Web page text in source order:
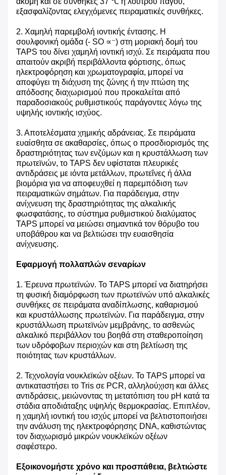
εξασφαλίζοντας ελεγχόμενες πειραματικές συνθήκες.
2. Χαμηλή παρεμβολή ιοντικής έντασης. Η
σουλφονική ομάδα (- SO ∝⁻) στη μοριακή δομή του
TAPS του δίνει χαμηλή ιοντική ισχύ. Σε πειράματα που
απαιτούν ακριβή περιβάλλοντα φόρτισης, όπως
ηλεκτροφόρηση και χρωματογραφία, μπορεί να
αποφύγει τη διάχυση της ζώνης ή την πτώση της
απόδοσης διαχωρισμού που προκαλείται από
παραδοσιακούς ρυθμιστικούς παράγοντες λόγω της
υψηλής ιοντικής ισχύος.
3. Αποτελέσματα χημικής αδράνειας. Σε πειράματα
ευαίσθητα σε ακαθαρσίες, όπως ο προσδιορισμός της
δραστηριότητας των ενζύμων και η κρυστάλλωση των
πρωτεϊνών, το TAPS δεν υφίσταται πλευρικές
αντιδράσεις με ιόντα μετάλλων, πρωτεΐνες ή άλλα
βιομόρια για να αποφευχθεί η παρεμπόδιση των
πειραματικών σημάτων. Για παράδειγμα, στην
ανίχνευση της δραστηριότητας της αλκαλικής
φωσφατάσης, το σύστημα ρυθμιστικού διαλύματος
TAPS μπορεί να μειώσει σημαντικά τον θόρυβο του
υποβάθρου και να βελτιώσει την ευαισθησία
ανίχνευσης.
Εφαρμογή πολλαπλών σεναρίων
1. Έρευνα πρωτεϊνών. Το TAPS μπορεί να διατηρήσει
τη φυσική διαμόρφωση των πρωτεϊνών υπό αλκαλικές
συνθήκες σε πειράματα αναδίπλωσης, καθαρισμού
και κρυστάλλωσης πρωτεϊνών. Για παράδειγμα, στην
κρυστάλλωση πρωτεϊνών μεμβράνης, το ασθενώς
αλκαλικό περιβάλλον του βοηθά στη σταθεροποίηση
των υδρόφοβων περιοχών και στη βελτίωση της
ποιότητας των κρυστάλλων.
2. Τεχνολογία νουκλεϊκών οξέων. Το TAPS μπορεί να
αντικαταστήσει το Tris σε PCR, αλληλούχιση και άλλες
αντιδράσεις, μειώνοντας τη μετατόπιση του pH κατά τα
στάδια αποδιάταξης υψηλής θερμοκρασίας. Επιπλέον,
η χαμηλή ιοντική του ισχύς μπορεί να βελτιστοποιήσει
την ανάλυση της ηλεκτροφόρησης DNA, καθιστώντας
τον διαχωρισμό μικρών νουκλεϊκών οξέων
σαφέστερο.
Εξοικονομήστε χρόνο και προσπάθεια, βελτιώστε